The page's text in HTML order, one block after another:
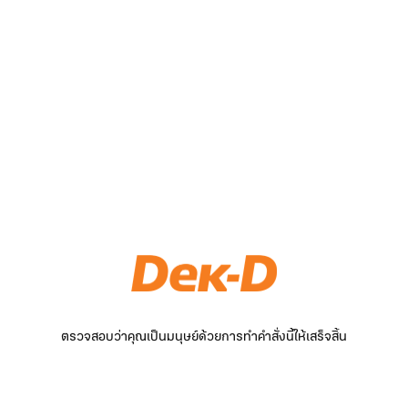
ตรวจสอบว่าคุณเป็นมนุษย์ด้วยการทำคำสั่งนี้ให้เสร็จสิ้น